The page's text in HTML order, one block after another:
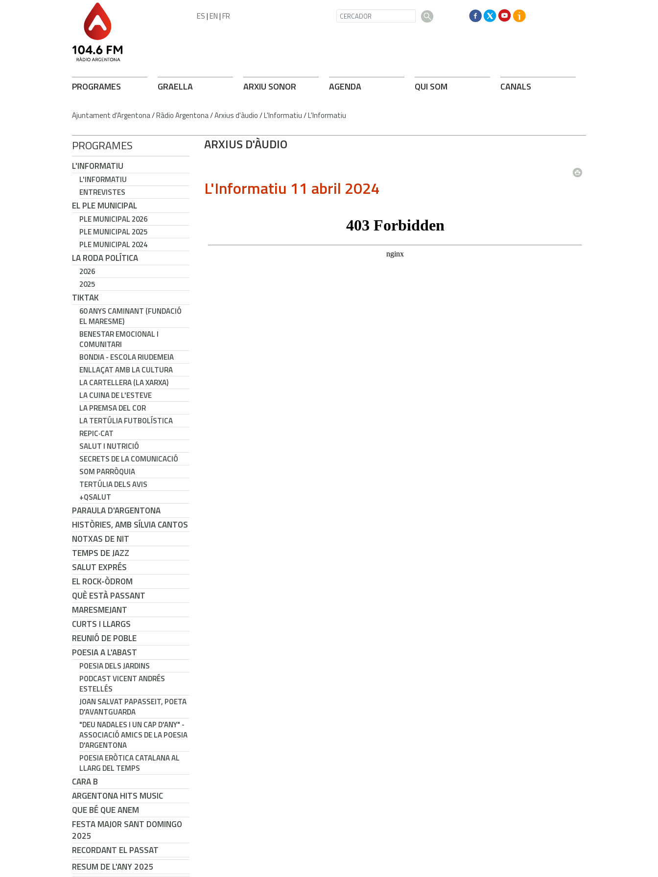
ES|EN|FR
PROGRAMES GRAELLA ARXIU SONOR AGENDA QUI SOM CANALS
Ajuntament d'Argentona/Ràdio Argentona/Arxius d'àudio/L'Informatiu/L'Informatiu
PROGRAMES
L'INFORMATIU
L'INFORMATIU
ENTREVISTES
EL PLE MUNICIPAL
PLE MUNICIPAL 2026
PLE MUNICIPAL 2025
PLE MUNICIPAL 2024
LA RODA POLÍTICA
2026
2025
TIKTAK
60 ANYS CAMINANT (FUNDACIÓ
EL MARESME)
BENESTAR EMOCIONAL I
COMUNITARI
BONDIA - ESCOLA RIUDEMEIA
ENLLAÇAT AMB LA CULTURA
LA CARTELLERA (LA XARXA)
LA CUINA DE L'ESTEVE
LA PREMSA DEL COR
LA TERTÚLIA FUTBOLÍSTICA
REPIC·CAT
SALUT I NUTRICIÓ
SECRETS DE LA COMUNICACIÓ
SOM PARRÒQUIA
TERTÚLIA DELS AVIS
+QSALUT
PARAULA D'ARGENTONA
HISTÒRIES, AMB SÍLVIA CANTOS
NOTXAS DE NIT
TEMPS DE JAZZ
SALUT EXPRÉS
EL ROCK-ÒDROM
QUÈ ESTÀ PASSANT
MARESMEJANT
CURTS I LLARGS
REUNIÓ DE POBLE
POESIA A L'ABAST
POESIA DELS JARDINS
PODCAST VICENT ANDRÉS
ESTELLÉS
JOAN SALVAT PAPASSEIT, POETA
D'AVANTGUARDA
"DEU NADALES I UN CAP D'ANY" -
ASSOCIACIÓ AMICS DE LA POESIA
D'ARGENTONA
POESIA ERÒTICA CATALANA AL
LLARG DEL TEMPS
CARA B
ARGENTONA HITS MUSIC
QUE BÉ QUE ANEM
FESTA MAJOR SANT DOMINGO
2025
RECORDANT EL PASSAT
RESUM DE L'ANY 2025
ARXIUS D'ÀUDIO
L'Informatiu 11 abril 2024